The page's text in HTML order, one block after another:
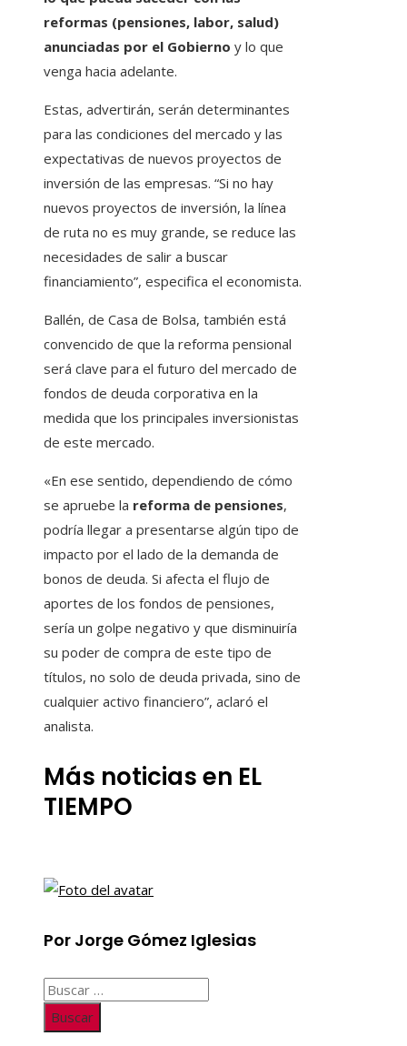
reformas (pensiones, labor, salud)
anunciadas por el Gobierno y lo que
venga hacia adelante.
Estas, advertirán, serán determinantes
para las condiciones del mercado y las
expectativas de nuevos proyectos de
inversión de las empresas. “Si no hay
nuevos proyectos de inversión, la línea
de ruta no es muy grande, se reduce las
necesidades de salir a buscar
financiamiento”, especifica el economista.
Ballén, de Casa de Bolsa, también está
convencido de que la reforma pensional
será clave para el futuro del mercado de
fondos de deuda corporativa en la
medida que los principales inversionistas
de este mercado.
«En ese sentido, dependiendo de cómo
se apruebe la reforma de pensiones,
podría llegar a presentarse algún tipo de
impacto por el lado de la demanda de
bonos de deuda. Si afecta el flujo de
aportes de los fondos de pensiones,
sería un golpe negativo y que disminuiría
su poder de compra de este tipo de
títulos, no solo de deuda privada, sino de
cualquier activo financiero”, aclaró el
analista.
Más noticias en EL
TIEMPO
Por Jorge Gómez Iglesias
Buscar: